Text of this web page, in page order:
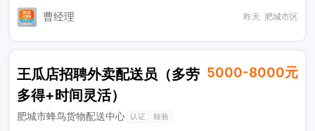
加班补助
曹经理 昨天 肥城市区
王瓜店招聘外卖配送员（多劳
多得+时间灵活）
5000-8000元
肥城市蜂鸟货物配送中心 认证 核验